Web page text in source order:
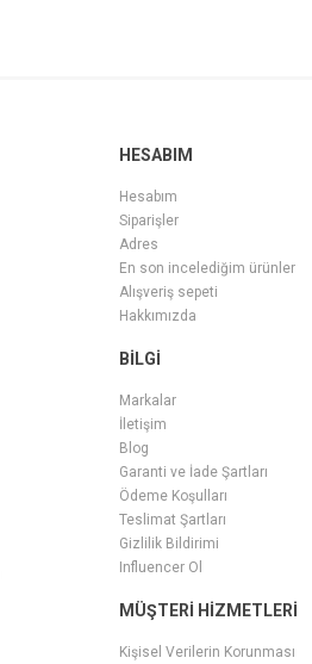
HESABIM
Hesabım
Siparişler
Adres
En son incelediğim ürünler
Alışveriş sepeti
Hakkımızda
BILGI
Markalar
İletişim
Blog
Garanti ve İade Şartları
Ödeme Koşulları
Teslimat Şartları
Gizlilik Bildirimi
Influencer Ol
MÜŞTERI HIZMETLERI
Kişisel Verilerin Korunması